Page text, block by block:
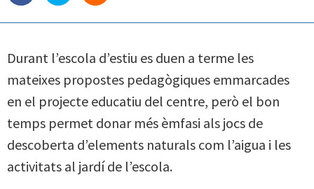
Durant l’escola d’estiu es duen a terme les
mateixes propostes pedagògiques emmarcades
en el projecte educatiu del centre, però el bon
temps permet donar més èmfasi als jocs de
descoberta d’elements naturals com l’aigua i les
activitats al jardí de l’escola.